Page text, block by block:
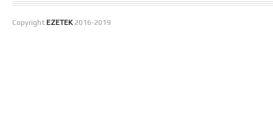
Copyright EZETEK2016-2019